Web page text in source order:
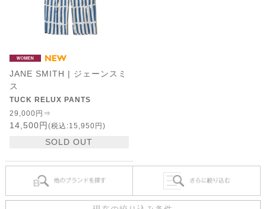
JANE SMITH | ジェーンスミ
ス
TUCK RELUX PANTS
29,000円⇒
14,500円 (税込:15,950円)
SOLD OUT